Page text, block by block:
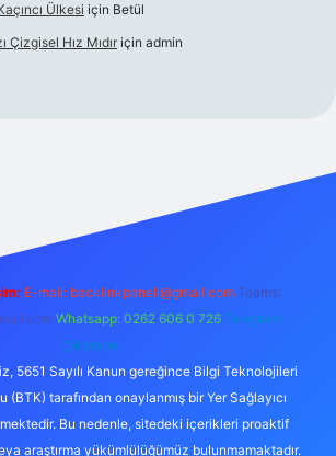
Ülkesi için Betül
Çizgisel Hız Mıdır için admin
E-mail: backlinkpaneli@gmail.com Teams:
Whatsapp: 0262 606 0 726 Telegram:
@karabul
5651 Sayılı Kanun gereğince Bilgi Teknolojileri
(BTK) tarafından onaylanmış bir Yer Sağlayıcı
Bu nedenle, sitedeki içerikleri proaktif
araştırma yükümlülüğümüz bulunmamaktadır.